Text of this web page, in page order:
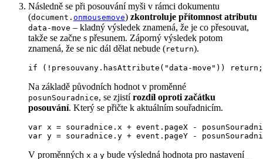
Následně se při posouvání myši v rámci dokumentu
(document. onmousemove) zkontroluje přítomnost atributu
data-move – kladný výsledek znamená, že je co přesouvat,
takže se začne s přesunem. Záporný výsledek potom
znamená, že se nic dál dělat nebude (return).
if (!presouvany.hasAttribute("data-move")) return;
Na základě původních hodnot v proměnné
posunSouradnice, se zjistírozdíl oproti začátku
posouvání. Který se přičte k aktuálním souřadnicím.
var x = souradnice.x + event.pageX -
var y = souradnice.y + event.pageY -
V proměnných x a y bude výsledná hodnota pro nastavení